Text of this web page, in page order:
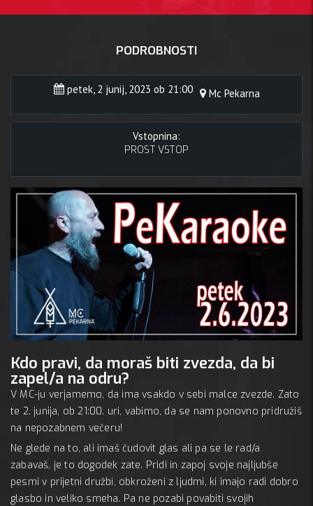
PODROBNOSTI
petek, 2 junij, 2023 ob 21:00 Mc Pekarna
Vstopnina:
PROST VSTOP
2
Mc
Kdo pravi, da moraš biti zvezda, da bi
zapel/a na odru?
V MC-ju verjamemo, da ima vsakdo v sebi malce zvezde. Zato
te 2. junija, ob 21:00. uri, vabimo, da se nam ponovno pridružiš
na nepozabnem večeru!
Ne glede na to, ali imaš čudovit glas ali pa se le rad/a
zabavaš, je to dogodek zate. Pridi in zapoj svoje najljubše
pesmi v prijetni družbi, obkroženi z ljudmi, ki imajo radi dobro
glasbo in veliko smeha. Pa ne pozabi povabiti svojih